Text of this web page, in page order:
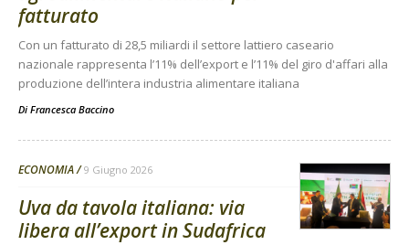
fatturato
Con un fatturato di 28,5 miliardi il settore lattiero caseario
nazionale rappresenta l’11% dell’export e l’11% del giro d'affari alla
produzione dell’intera industria alimentare italiana
Di Francesca Baccino
ECONOMIA 9 Giugno 2026
Uva da tavola italiana: via
libera all’export in Sudafrica